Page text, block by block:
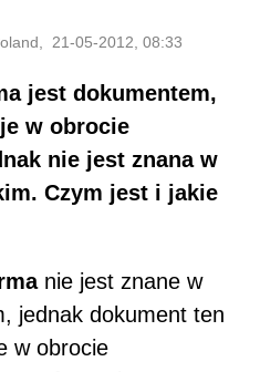
21-05-2012, 08:33
jest dokumentem,
w obrocie
nie jest znana w
Czym jest i jakie
nie jest znane w
jednak dokument ten
w obrocie